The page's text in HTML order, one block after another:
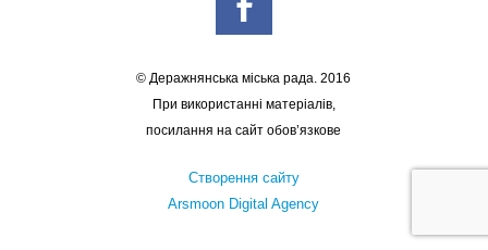
© Деражнянська міська рада. 2016
При використанні матеріалів,
посилання на сайт обов’язкове
Створення сайту
Arsmoon Digital Agency